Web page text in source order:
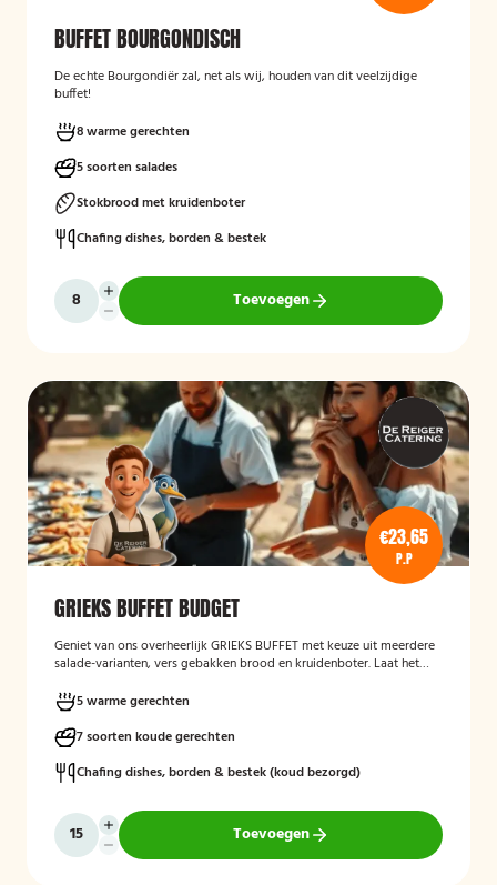
BUFFET BOURGONDISCH
De echte Bourgondiër zal, net als wij, houden van dit veelzijdige
buffet!
8 warme gerechten
5 soorten salades
Stokbrood met kruidenboter
Chafing dishes, borden & bestek
Toevoegen
€23,65
P.P
GRIEKS BUFFET BUDGET
Geniet van ons overheerlijk GRIEKS BUFFET met keuze uit meerdere
salade-varianten, vers gebakken brood en kruidenboter. Laat het
5 warme gerechten
7 soorten koude gerechten
Chafing dishes, borden & bestek (koud bezorgd)
Toevoegen